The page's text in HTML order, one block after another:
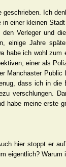
Ich
einer kleinen
Verleger und
einige Jahre
habe ich wohl
einer als
Manchaster
dass ich in
verschlungen.
habe meine
hier stoppt er
eigentlich? Warum